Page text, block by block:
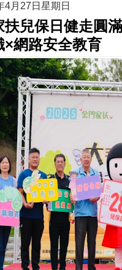
4月27日星期日
扶兒保日健走圓
×網路安全教育